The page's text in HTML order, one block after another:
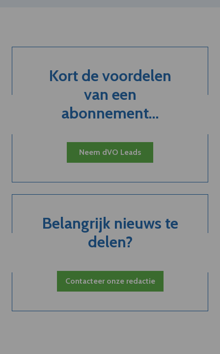
Kort de voordelen
van een
abonnement...
Neem dVO Leads
Belangrijk nieuws te
delen?
Contacteer onze redactie